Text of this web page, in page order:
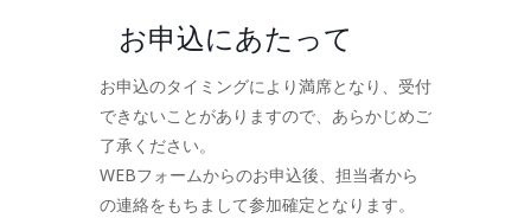
お申込にあたって
お申込のタイミングにより満席となり、受付
できないことがありますので、あらかじめご
了承ください。
WEBフォームからのお申込後、担当者から
の連絡をもちまして参加確定となります。